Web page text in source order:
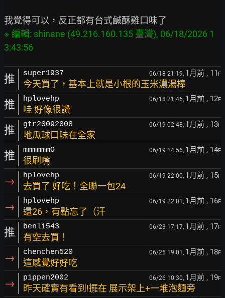
※ 編輯: shinane (49.216.160.135 臺灣), 06/18/2026 1
推 super1937 06/18 21:19, 1月前 , 11 F
今天買了，基本上就是小根的玉米濃湯棒
推 hplovehp 06/18 21:46, 1月前 , 12F
哇 好像很讚
推 gtr20092008 06/19 02:48, 1月前 , 13F
地瓜球口味在全家
推 mmmmmmO 06/19 14:56, 1月前 , 14F
很刷嘴
→ hplovehp 06/19 22:00, 1月前 , 15F
去買了 好吃！全聯一包24
→ hplovehp 06/19 22:01, 1月前 , 16F
還26，有點忘了（汗
推 benli543 06/23 17:17, 1月前 , 17F
有空去買！
→ chenchen520 06/25 19:01, 1月前 , 18F
這感覺好好吃
→ pippen2002 06/26 10:30, 1月前 , 19F
昨天確實有看到!擺在 展示架上+一堆泡麵旁